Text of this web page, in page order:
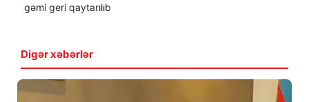
gəmi geri qaytarılıb
Digər xəbərlər